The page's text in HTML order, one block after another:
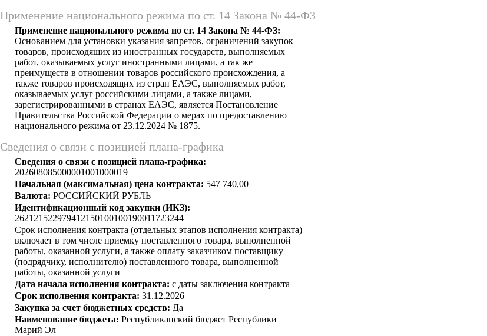
Применение национального режима по ст. 14 Закона № 44-ФЗ
Применение национального режима по ст. 14 Закона № 44-ФЗ:
Основанием для установки указания запретов, ограничений закупок
товаров, происходящих из иностранных государств, выполняемых
работ, оказываемых услуг иностранными лицами, а так же
преимуществ в отношении товаров российского происхождения, а
также товаров происходящих из стран ЕАЭС, выполняемых работ,
оказываемых услуг российскими лицами, а также лицами,
зарегистрированными в странах ЕАЭС, является Постановление
Правительства Российской Федерации о мерах по предоставлению
национального режима от 23.12.2024 № 1875.
Сведения о связи с позицией плана-графика
Сведения о связи с позицией плана-графика:
202608085000001001000019
Начальная (максимальная) цена контракта: 547 740,00
Валюта: РОССИЙСКИЙ РУБЛЬ
Идентификационный код закупки (ИКЗ):
262121522979412150100100190011723244
Срок исполнения контракта (отдельных этапов исполнения контракта)
включает в том числе приемку поставленного товара, выполненной
работы, оказанной услуги, а также оплату заказчиком поставщику
(подрядчику, исполнителю) поставленного товара, выполненной
работы, оказанной услуги
Дата начала исполнения контракта: с даты заключения контракта
Срок исполнения контракта: 31.12.2026
Закупка за счет бюджетных средств: Да
Наименование бюджета: Республиканский бюджет Республики
Марий Эл